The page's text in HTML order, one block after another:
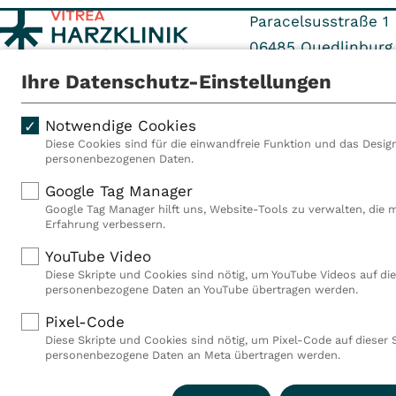
Paracelsusstraße 1
06485Quedlinburg
Tel: 039485 99-0
Rahmen der Gruppe
Akutkliniken, acht
(MVZ), neun
Deutschland über 9.000
Ihre Datenschutz-Einstellungen
Notwendige Cookies
Diese Cookies sind für die einwandfreie Funktion und das
personenbezogenen Daten.
Google Tag Manager
Google Tag Manager hilft uns, Website-Tools zu verwalten, die
Erfahrung verbessern.
YouTube Video
Diese Skripte und Cookies sind nötig, um YouTube Videos auf
personenbezogene Daten an YouTube übertragen werden.
Pixel-Code
Diese Skripte und Cookies sind nötig, um Pixel-Code auf dieser
personenbezogene Daten an Meta übertragen werden.